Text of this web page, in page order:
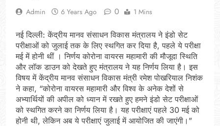
Admin 6 Years Ago 0 1 Mins
नई दिल्ली: केंद्रीय मानव संसाधन विकास मंत्रालय ने इंडो सेट
परीक्षाओं को जुलाई तक के लिए स्थगित कर दिया है, पहले ये परीक्षा
मई में होनी थीं । निर्णय कोरोना वायरस महामारी की मौजूदा स्थिति
और लॉक डाउन को देखते हुए मंत्रालय ने यह निर्णय लिया है। इस
विषय में केंद्रीय मानव संसाधन विकास मंत्री रमेश पोखरियाल निशंक
ने कहा, “कोरोना वायरस महामारी और विश्व के अनेक देशों से
अभ्यार्थियों की अपील को ध्यान में रखते हुए हमने इंडो सेट परीक्षाओं
को स्थगित करने का निर्णय लिया है। यह परीक्षाएं पहले 30 मई को
होनी थी, लेकिन अब ये परीक्षाएं जुलाई में आयोजित की जाएंगी।”